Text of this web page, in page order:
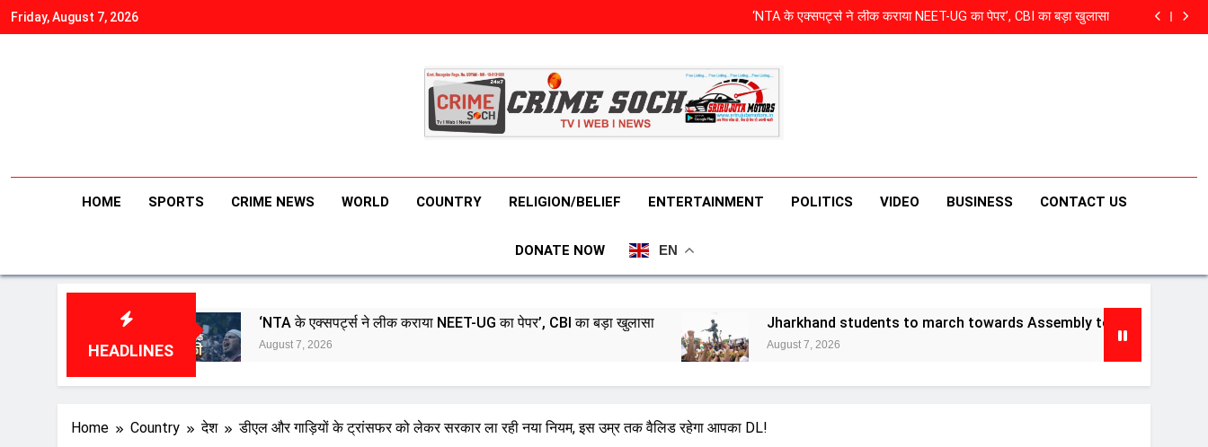
Skip
to
Friday, August 7, 2026
Jharkhand students to march towards Assembly today over JPSC, JSSC
recruitment row
बरी होने के बाद अयोध्या पहुंचे बृजभूषण सिंह, एयरपोर्ट से हनुमानगढ़ी तक भव्य स्वागत
‘NTA के एक्सपर्ट्स ने लीक कराया NEET-UG का पेपर’, CBI का बड़ा खुलासा
Jharkhand students to march towards Assembly today over JPSC, JSSC
बरी होने के बाद अयोध्या पहुंचे बृजभूषण सिंह, एयरपोर्ट से हनुमानगढ़ी तक भव्य स्वागत
HOME SPORTS CRIME NEWS WORLD COUNTRY RELIGION/BELIEF ENTERTAINMENT POLITICS VIDEO BUSINESS CONTACT US
DONATE NOW EN
HEADLINES
‘NTA के एक्सपर्ट्स ने लीक कराया NEET-UG का पेपर’, CBI का बड़ा खुलासा
August 7, 2026
Jharkhand students to march towards Assembly today over JPSC, JSSC recruitment
August 7, 2026
Home Country देश डीएल और गाड़ियों के ट्रांसफर को लेकर सरकार ला रही नया न‍ियम, इस उम्र तक वैल‍िड रहेगा आपका DL!